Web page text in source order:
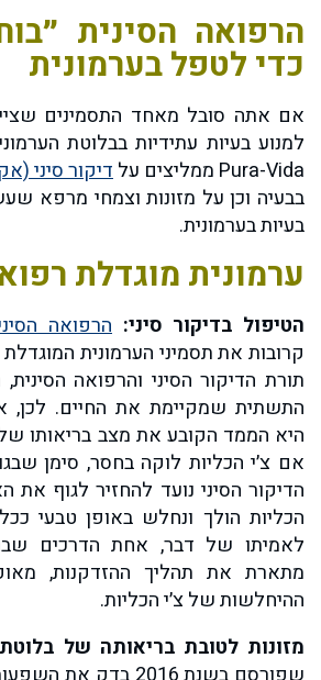
הרפואה הסינית
כדי לטפל בערמונית
אם אתה סובל מאחד התסמינים
למנוע בעיות עתידיות בבלוטת
Pura-Vida ממליצים על
דיקור סיני
בבעיה וכן על מזונות וצמחי מרפא
בעיות בערמונית.
ערמונית מוגדלת
הטיפול בדיקור סיני: הרפואה
קרובות את תסמיני הערמונית
תורת הדיקור הסיני והרפואה
התשתית שמקיימת את החיים. לכן,
היא הממד הקובע את מצב בריאותו של
אם צ׳י הכליות לוקה בחסר, סימן
הדיקור הסיני נועד להחזיר לגוף את
הכליות הולך ונחלש באופן טבעי
לאמיתו של דבר, אחת הדרכים
מתארת את תהליך ההזדקנות,
ההיחלשות של צ׳י הכליות.
מזונות לטובת בריאותה של